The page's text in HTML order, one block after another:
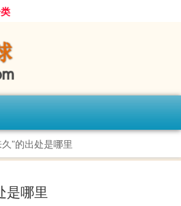
”的出处是哪里
是哪里